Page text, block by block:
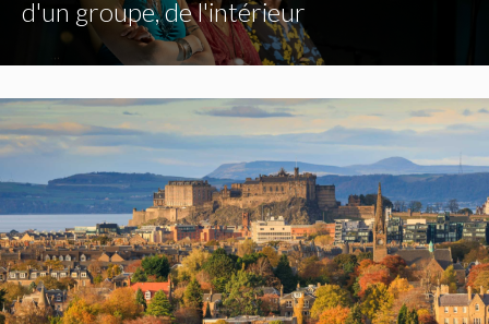
d'un groupe, de l'intérieur